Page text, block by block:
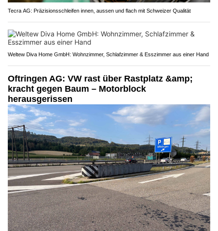
Tecra AG: Präzisionsschleifen innen, aussen und flach mit Schweizer Qualität
Weltew Diva Home GmbH: Wohnzimmer, Schlafzimmer & Esszimmer aus einer Hand
Oftringen AG: VW rast über Rastplatz &amp;
kracht gegen Baum – Motorblock
herausgerissen